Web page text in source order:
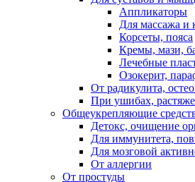
Аппликаторы
Для массажа и
Корсеты, пояса
Кремы, мази,
Лечебные
Озокерит,
От радикулита,
При ушибах,
Общеукрепляющие
Детокс, очищение
Для иммунитета,
Для мозговой
От аллергии
От простуды